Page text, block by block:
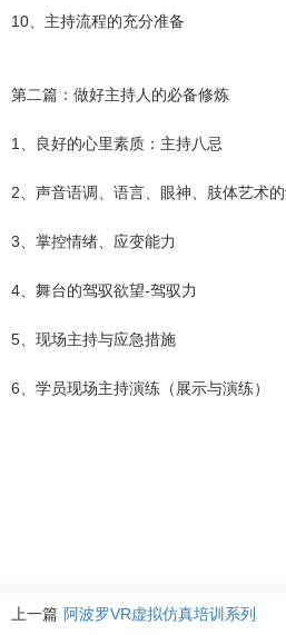
10、主持流程的充分准备
第二篇：做好主持人的必备修炼
1、良好的心里素质：主持八忌
2、声音语调、语言、眼神、肢体艺术的
3、掌控情绪、应变能力
4、舞台的驾驭欲望-驾驭力
5、现场主持与应急措施
6、学员现场主持演练（展示与演练）
上一篇 阿波罗VR虚拟仿真培训系列